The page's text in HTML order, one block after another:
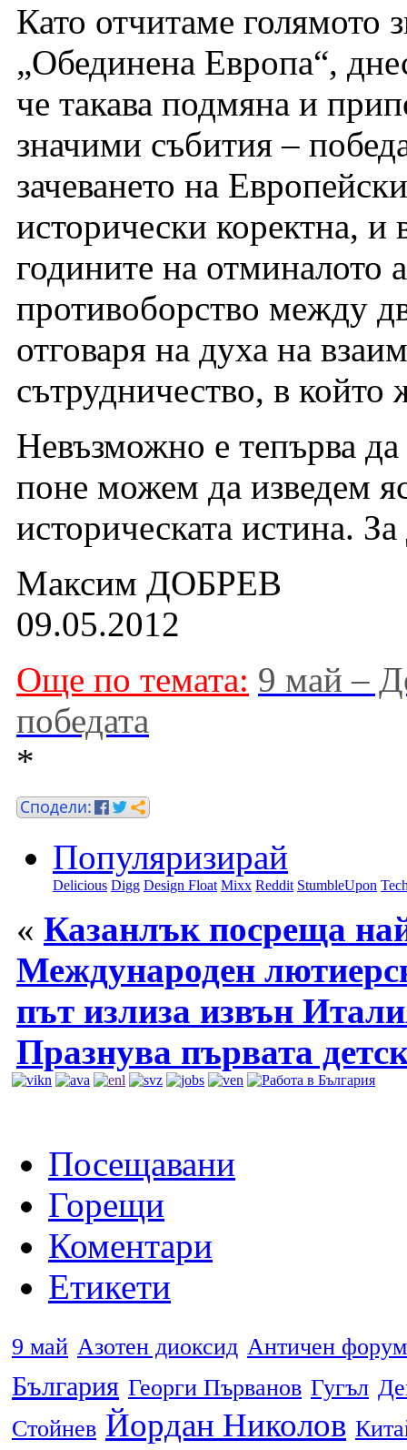
Като отчитаме голямото
„Обединена Европа“,
че такава подмяна и
значими събития –
зачеването на
исторически коректна, и
годините на отминалото
противоборство между
отговаря на духа на
сътрудничество, в който
Невъзможно е тепърва
поне можем да изведем
историческата истина.
Максим ДОБРЕВ
09.05.2012
Още по темата: 9 май –
победата
*
Популяризирай
Delicious Digg Design Float Mixx Reddit StumbleUpon
« Казанлък посреща
Международен
път излиза извън
Празнува първата
Посещавани
Горещи
Коментари
Етикети
9 май Азотен диоксид Античен форум
България Георги Първанов Гугъл
Стойнев Йордан Николов